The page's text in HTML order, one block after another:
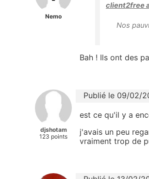
Nemo
client2free
Nos
Bah ! Ils ont des
djshotam
123 points
Publié le 09/02/
est ce qu'il y a
j'avais un peu
vraiment trop de